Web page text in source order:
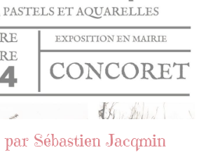
Sébastien Jacqmin